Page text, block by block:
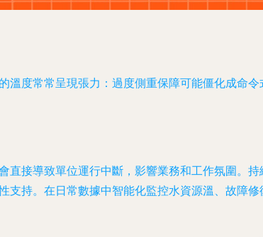
度常常呈現張力：過度側重保障可能僵化成命
接導致單位運行中斷，影響業務和工作氛圍。
持。在日常數據中智能化監控水資源溫、故障